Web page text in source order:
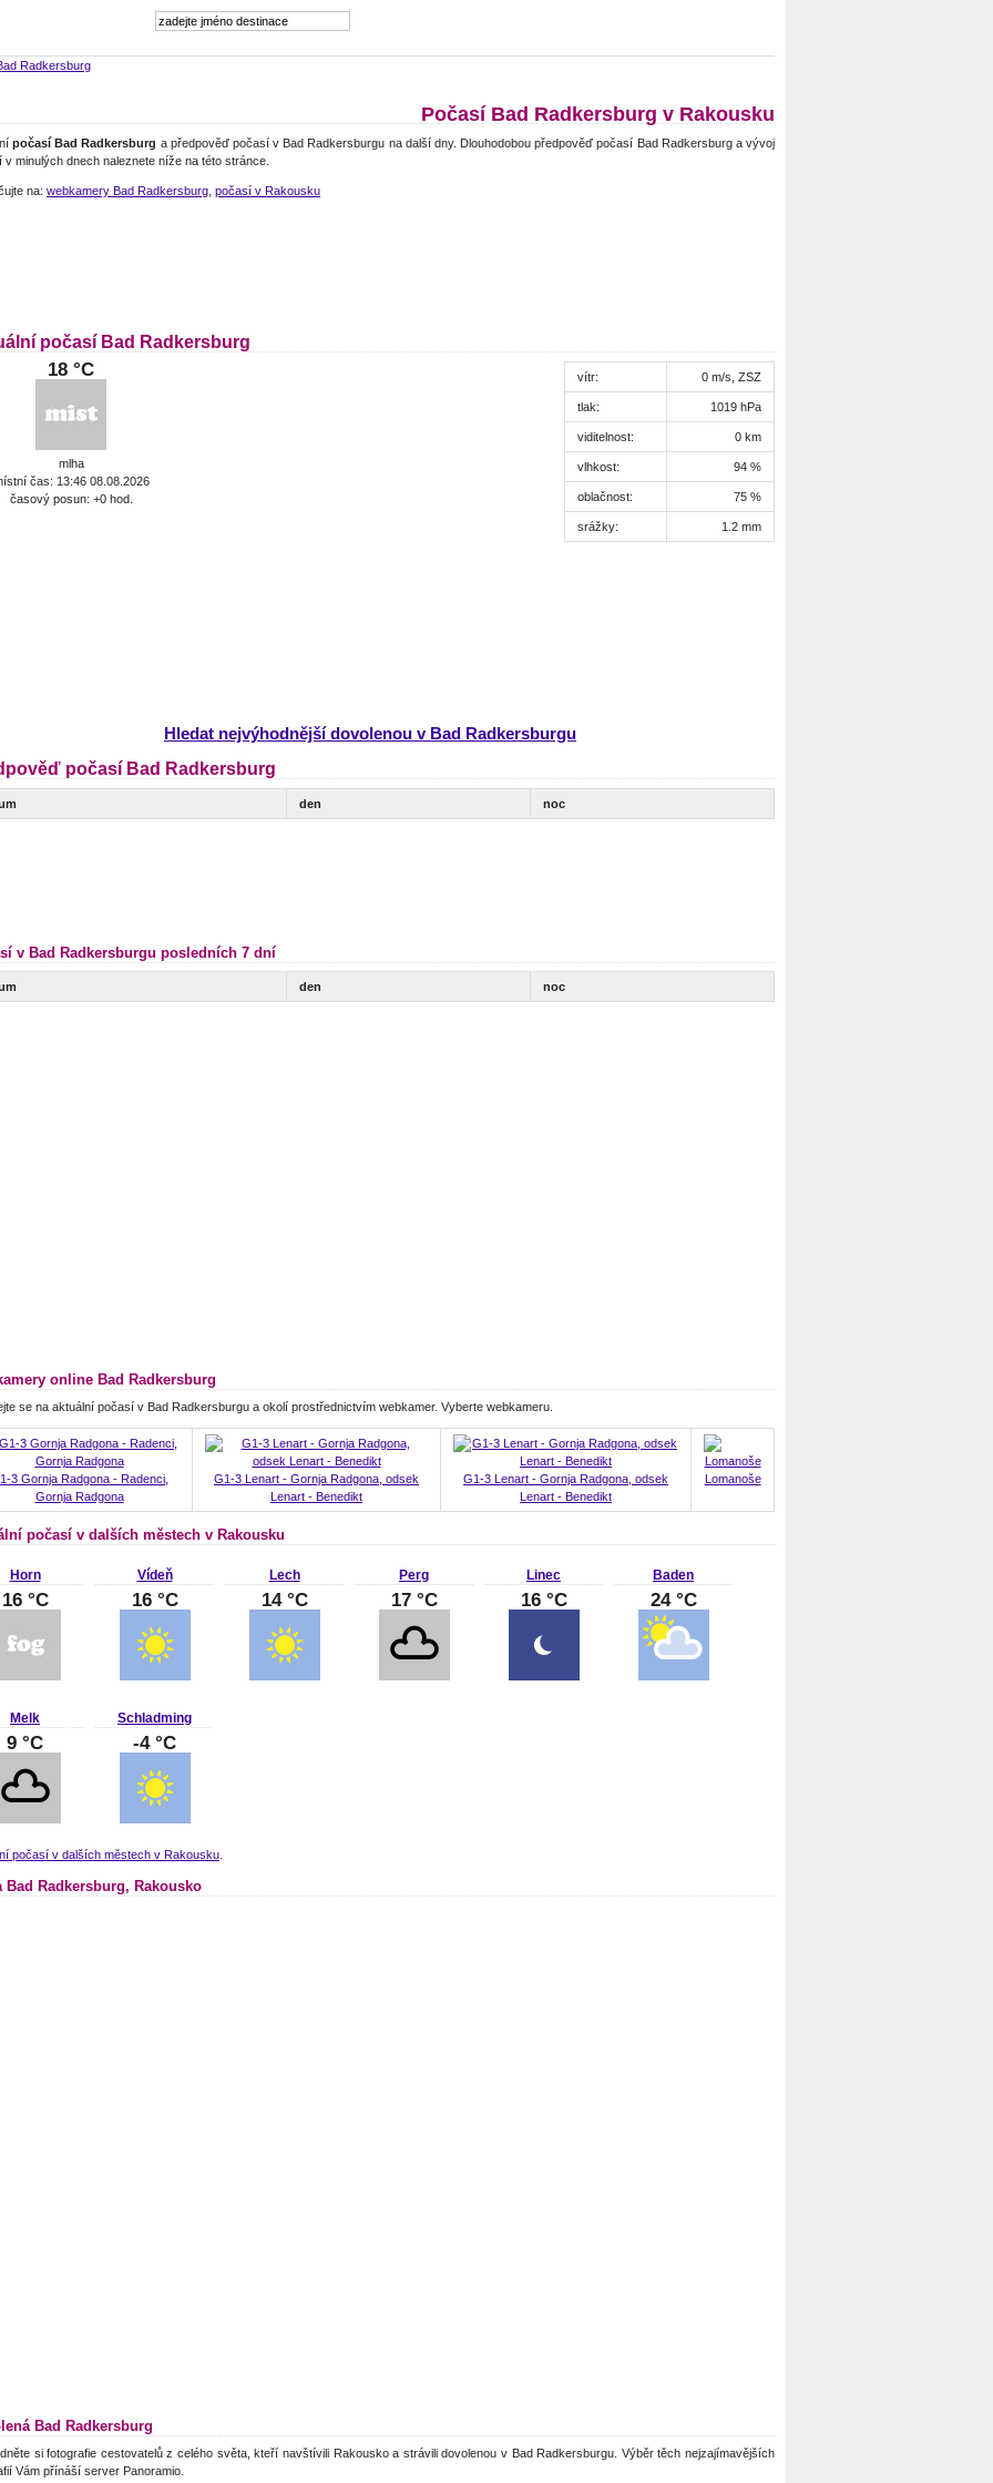
Radkersburg
Počasí Bad Radkersburg v Rakousku
počasí Bad Radkersburg a předpověď počasí v Bad Radkersburgu na další dny. Dlouhodobou předpověď počasí Bad Radkersburg a vývoj
v minulých dnech naleznete níže na této stránce.
na: webkamery Bad Radkersburg počasí v Rakousku
počasí Bad Radkersburg
18 °C
mlha
čas: 13:46 08.08.2026
časový posun: +0 hod.
vítr: 0 m/s, ZSZ
tlak: 1019 hPa
viditelnost: 0 km
vlhkost: 94 %
oblačnost: 75 %
srážky: 1.2 mm
Hledat nejvýhodnější dovolenou v Bad Radkersburgu
počasí Bad Radkersburg
den noc
v Bad Radkersburgu posledních 7 dní
den noc
online Bad Radkersburg
se na aktuální počasí v Bad Radkersburgu a okolí prostřednictvím webkamer. Vyberte webkameru.
3 Gornja Radgona - Radenci,
Gornja Radgona
G1-3 Lenart - Gornja Radgona, odsek
Lenart - Benedikt
G1-3 Lenart - Gornja Radgona, odsek
Lenart - Benedikt
Lomanoše
počasí v dalších městech v Rakousku
Horn
16 °C
Vídeň
16 °C
Lech
14 °C
Perg
17 °C
Linec
16 °C
Baden
24 °C
Melk
9 °C
Schladming
-4 °C
počasí v dalších městech v Rakousku
Bad Radkersburg, Rakousko
Bad Radkersburg
si fotografie cestovatelů z celého světa, kteří navštívili Rakousko a strávili dovolenou v Bad Radkersburgu. Výběr těch nejzajímavějších
Vám přínáší server Panoramio.